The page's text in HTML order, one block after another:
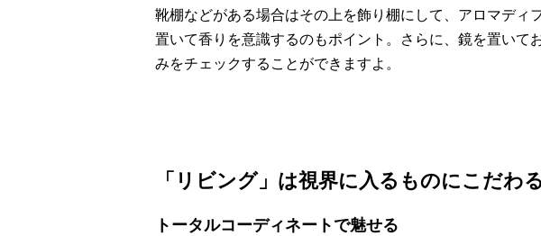
靴棚などがある場合はその上を飾り棚にして、アロマディ
置いて香りを意識するのもポイント。さらに、鏡を置いて
みをチェックすることができますよ。
「リビング」は視界に入るものにこだわる
トータルコーディネートで魅せる